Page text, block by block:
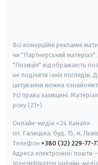
Всі комерційні рекламні
чи "Партнерський
"Позиція" відображають
не поділяти їхніх
цитування можна
Усі права захищені.
року (21+)
Онлайн-медіа «24 Канал»
пл. Галицька, буд. 15, м.
Телефон +380 (32) 229-77-
Адреса електронної пошти
Ідентифікатор онлайн-